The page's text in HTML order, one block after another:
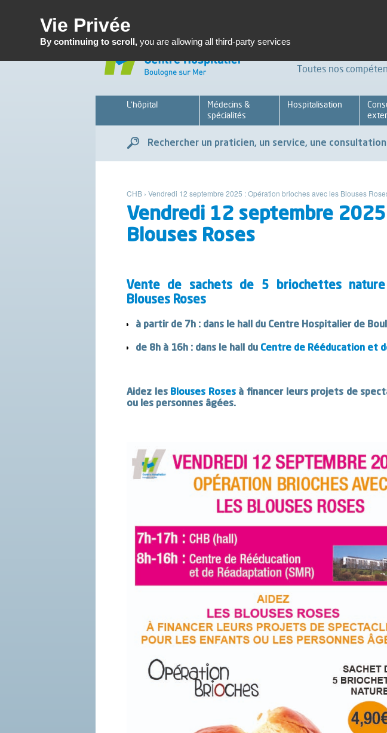
Toutes nos
L’hôpital
Médecins &
spécialités
Hospitalisation
Rechercher un praticien, un service, une
CHB › Vendredi 12 septembre 2025 : Opération brioches avec les Blouses
Vendredi 12 septembre
Blouses Roses
Vente de sachets de 5 briochettes
Blouses Roses
à partir de 7h : dans le hall du Centre Hospitalier de
de 8h à 16h : dans le hall du Centre de Rééducation et
Aidez les Blouses Rosesà financer leurs projets de
ou les personnes âgées.
Vie Privée
By continuing to scroll, you are allowing all third-party services